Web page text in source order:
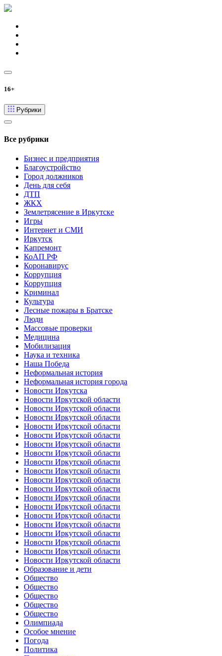
16+
Рубрики
Все рубрики
Бизнес и предприятия
Благоустройство
Город должников
День для себя
ДТП
ЖКХ
Землетрясение в Иркутске
Игры
Интернет и СМИ
Иркутск
Капремонт
КоАП РФ
Коронавирус
Коррупция
Коррупция
Криминал
Культура
Лесные пожары в Братске
Люди
Массовые проверки
Медицина
Мобилизация
Наука и техника
Наша Победа
Неформальная история
Неформальная история города
Новости Иркутска
Новости Иркутской области
Новости Иркутской области
Новости Иркутской области
Новости Иркутской области
Новости Иркутской области
Новости Иркутской области
Новости Иркутской области
Новости Иркутской области
Новости Иркутской области
Новости Иркутской области
Новости Иркутской области
Новости Иркутской области
Новости Иркутской области
Новости Иркутской области
Новости Иркутской области
Новости Иркутской области
Новости Иркутской области
Новости Иркутской области
Новости Иркутской области
Образование и дети
Общество
Общество
Общество
Общество
Общество
Олимпиада
Особое мнение
Погода
Политика